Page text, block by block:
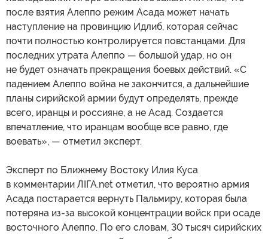
после взятия Алеппо режим Асада может начать
наступление на провинцию Идлиб, которая сейчас
почти полностью контролируется повстанцами. Для
последних утрата Алеппо — большой удар, но он
не будет означать прекращения боевых действий. «С
падением Алеппо война не закончится, а дальнейшие
планы сирийской армии будут определять, прежде
всего, иранцы и россияне, а не Асад. Создается
впечатление, что иранцам вообще все равно, где
воевать», — отметил эксперт.
Эксперт по Ближнему Востоку Илия Куса
в комментарии ЛІГА.net отметил, что вероятно армия
Асада постарается вернуть Пальмиру, которая была
потеряна из-за высокой концентрации войск при осаде
восточного Алеппо. По его словам, 30 тысяч сирийских